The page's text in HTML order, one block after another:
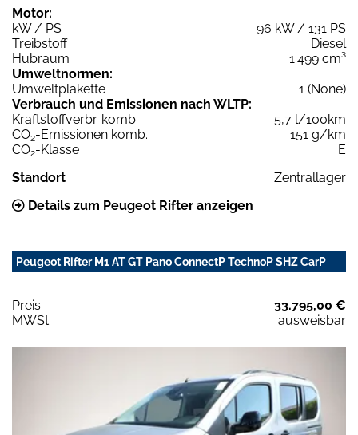
Motor:
kW / PS
96 kW / 131 PS
Treibstoff
Diesel
Hubraum
1.499 cm³
Umweltnormen:
Umweltplakette
1 (None)
Verbrauch und Emissionen nach WLTP:
Kraftstoffverbr. komb.
5,7 l/100km
CO2-Emissionen komb.
151 g/km
CO2-Klasse
E
Standort
Zentrallager
Details zum Peugeot Rifter anzeigen
Peugeot Rifter M1 AT GT Pano ConnectP TechnoP SHZ CarP
Preis:
33.795,00 €
MWSt:
ausweisbar